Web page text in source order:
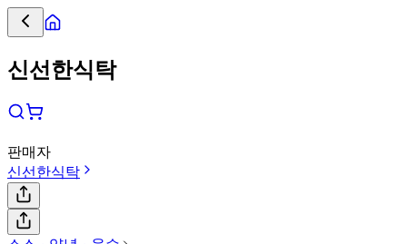
신선한식탁
판매자
신선한식탁